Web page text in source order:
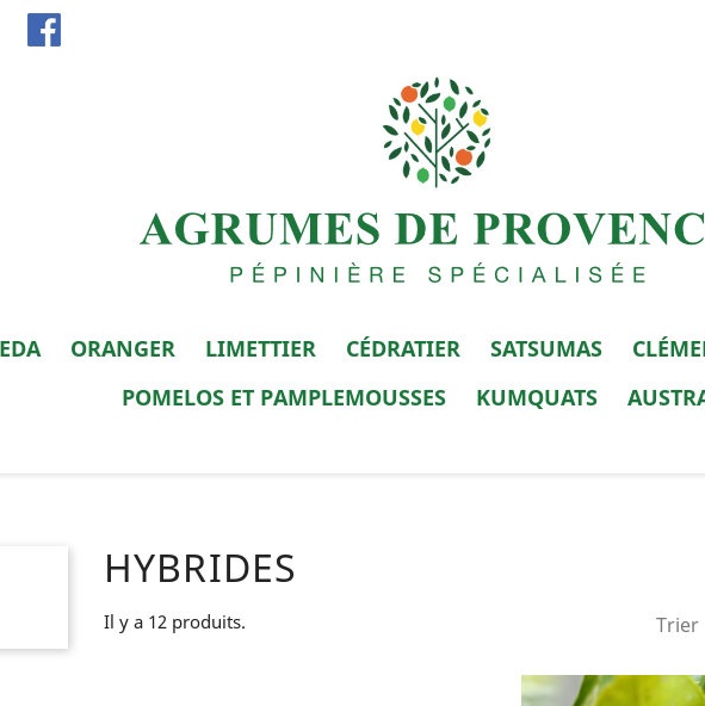
ORANGER LIMETTIER CÉDRATIER SATSUMAS
POMELOS ET PAMPLEMOUSSES
KUMQUATS
HYBRIDES
Il y a 12 produits. Trier